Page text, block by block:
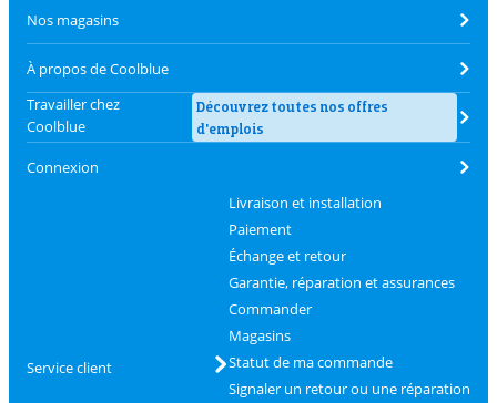
Nos magasins
À propos de Coolblue
Travailler chez
Coolblue
Découvrez toutes nos offres
d'emplois
Connexion
Service client
Livraison et installation
Paiement
Échange et retour
Garantie, réparation et assurances
Commander
Magasins
Statut de ma commande
Signaler un retour ou une réparation